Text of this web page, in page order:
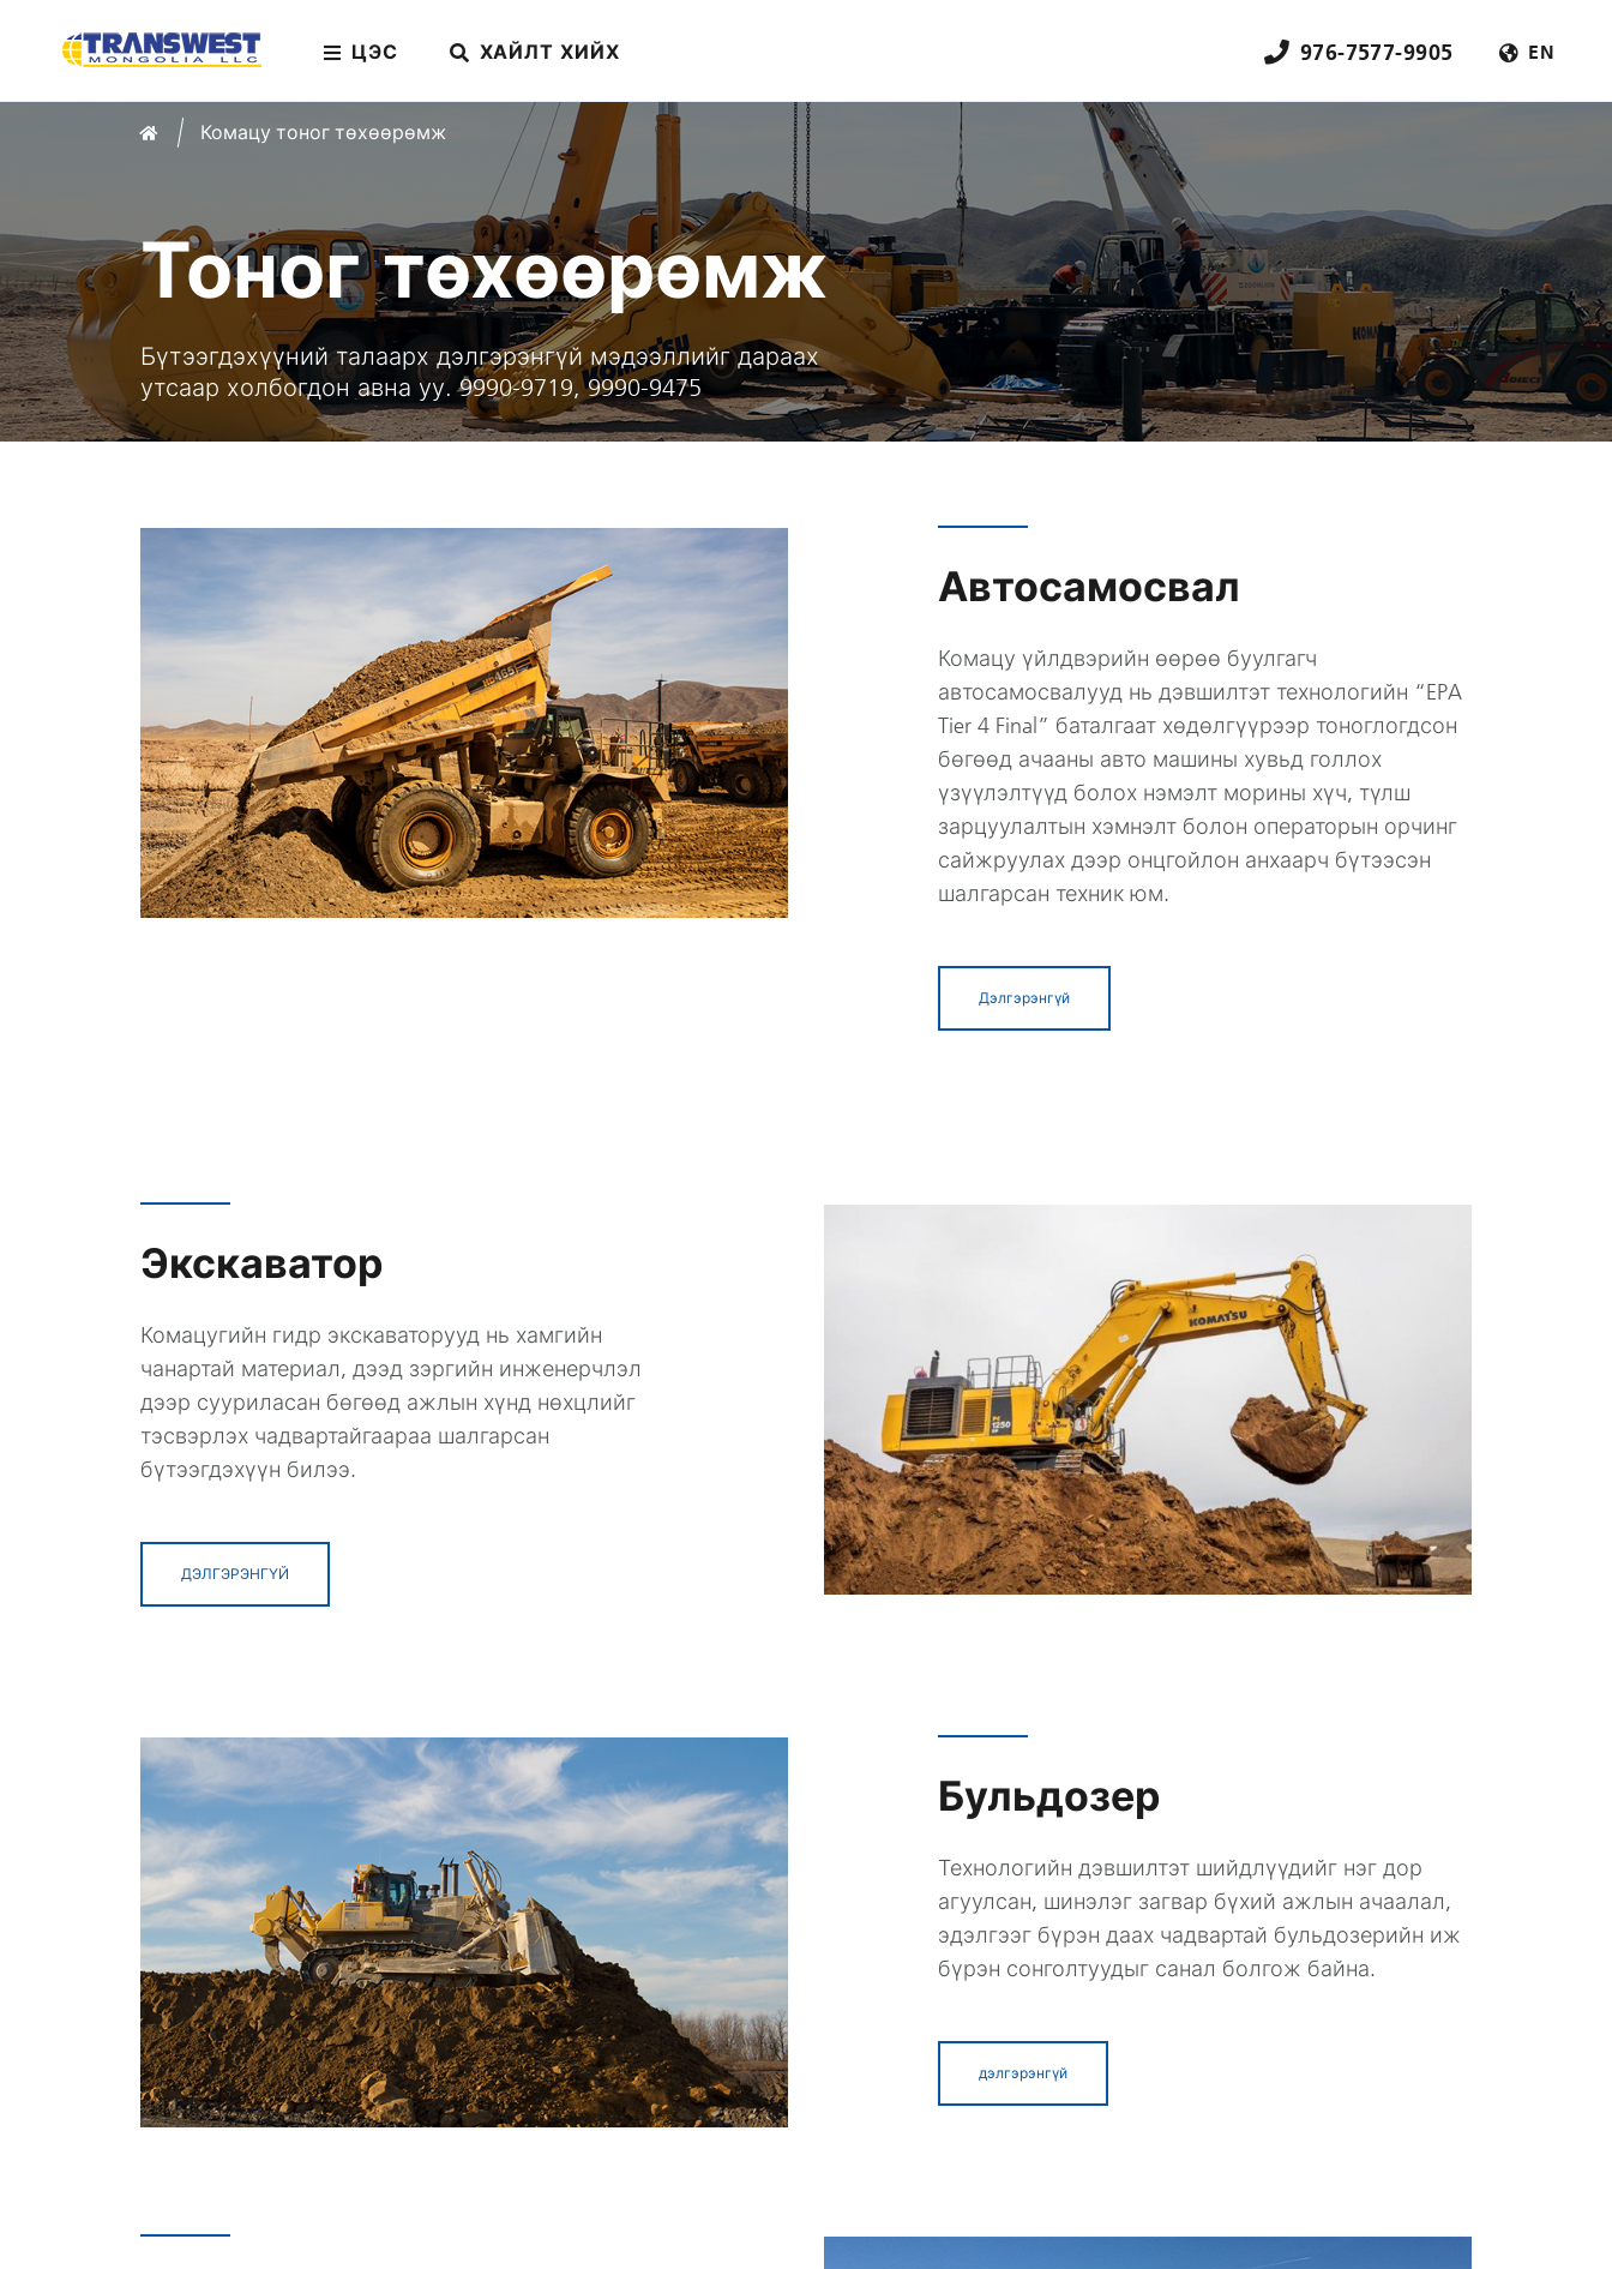
ЦЭС ХАЙЛТ ХИЙХ 976-7577-9905 EN
Home Комацу тоног төхөөрөмж
Тоног төхөөрөмж
Бүтээгдэхүүний талаарх дэлгэрэнгүй мэдээллийг дараах
утсаар холбогдон авна уу. 9990-9719, 9990-9475
Автосамосвал
Комацу үйлдвэрийн өөрөө буулгагч
автосамосвалууд нь дэвшилтэт технологийн “EPA
Tier 4 Final” баталгаат хөдөлгүүрээр тоноглогдсон
бөгөөд ачааны авто машины хувьд голлох
үзүүлэлтүүд болох нэмэлт морины хүч, түлш
зарцуулалтын хэмнэлт болон операторын орчинг
сайжруулах дээр онцгойлон анхаарч бүтээсэн
шалгарсан техник юм.
Дэлгэрэнгүй
Экскаватор
Комацугийн гидр экскаваторууд нь хамгийн
чанартай материал, дээд зэргийн инженерчлэл
дээр сууриласан бөгөөд ажлын хүнд нөхцлийг
тэсвэрлэх чадвартайгаараа шалгарсан
бүтээгдэхүүн билээ.
ДЭЛГЭРЭНГҮЙ
Бульдозер
Технологийн дэвшилтэт шийдлүүдийг нэг дор
агуулсан, шинэлэг загвар бүхий ажлын ачаалал,
эдэлгээг бүрэн даах чадвартай бульдозерийн иж
бүрэн сонголтуудыг санал болгож байна.
дэлгэрэнгүй